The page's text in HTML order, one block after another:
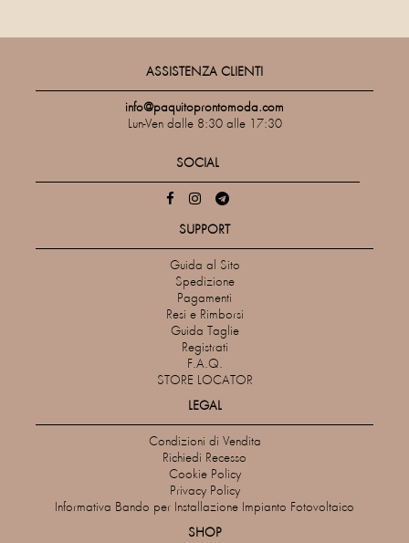
ASSISTENZA CLIENTI
info@paquitoprontomoda.com
Lun-Ven dalle 8:30 alle 17:30
SOCIAL
SUPPORT
Guida al Sito
Spedizione
Pagamenti
Resi e Rimborsi
Guida Taglie
Registrati
F.A.Q.
STORE LOCATOR
LEGAL
Condizioni di Vendita
Richiedi Recesso
Cookie Policy
Privacy Policy
Informativa Bando per Installazione Impianto Fotovoltaico
SHOP